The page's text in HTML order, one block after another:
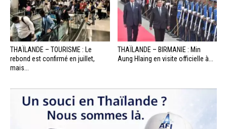
THAÏLANDE – TOURISME : Le
rebond est confirmé en juillet,
mais...
THAÏLANDE – BIRMANIE : Min
Aung Hlaing en visite officielle à...